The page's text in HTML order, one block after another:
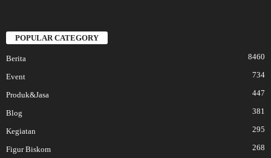
POPULAR CATEGORY
Berita 8460
Event 734
Produk&Jasa 447
Blog 381
Kegiatan 295
Figur Biskom 268